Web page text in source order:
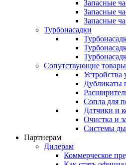
Запасные
Запасные
Запасные
Турбонасадки
Сопутствующие товары
Устройства
Дубликаты
Сопла для
Датчики и
Очистка и
Системы
Партнерам
Дилерам
Коммерческое